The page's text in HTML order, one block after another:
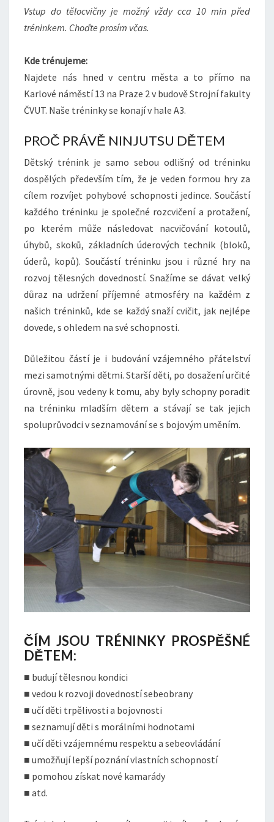
Vstup do tělocvičny je možný vždy cca 10 min před
tréninkem. Choďte prosím včas.
Kde trénujeme:
Najdete nás hned v centru města a to přímo na
Karlové náměstí 13 na Praze 2 v budově Strojní fakulty
ČVUT. Naše tréninky se konají v hale A3.
PROČ PRÁVĚ NINJUTSU DĚTEM
Dětský trénink je samo sebou odlišný od tréninku
dospělých především tím, že je veden formou hry za
cílem rozvíjet pohybové schopnosti jedince. Součástí
každého tréninku je společné rozcvičení a protažení,
po kterém může následovat nacvičování kotoulů,
úhybů, skoků, základních úderových technik (bloků,
úderů, kopů). Součástí tréninku jsou i různé hry na
rozvoj tělesných dovedností. Snažíme se dávat velký
důraz na udržení příjemné atmosféry na každém z
našich tréninků, kde se každý snaží cvičit, jak nejlépe
dovede, s ohledem na své schopnosti.
Důležitou částí je i budování vzájemného přátelství
mezi samotnými dětmi. Starší děti, po dosažení určité
úrovně, jsou vedeny k tomu, aby byly schopny poradit
na tréninku mladším dětem a stávají se tak jejich
spoluprůvodci v seznamování se s bojovým uměním.
ČÍM JSOU TRÉNINKY PROSPĚŠNÉ
DĚTEM:
■ budují tělesnou kondici
■ vedou k rozvoji dovedností sebeobrany
■ učí děti trpělivosti a bojovnosti
■ seznamují děti s morálními hodnotami
■ učí děti vzájemnému respektu a sebeovládání
■ umožňují lepší poznání vlastních schopností
■ pomohou získat nové kamarády
■ atd.